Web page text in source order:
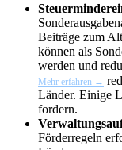
Beiträge zum
können als
werden und
Mehr erfahren →
Länder. Einige
fordern.
Förderregeln